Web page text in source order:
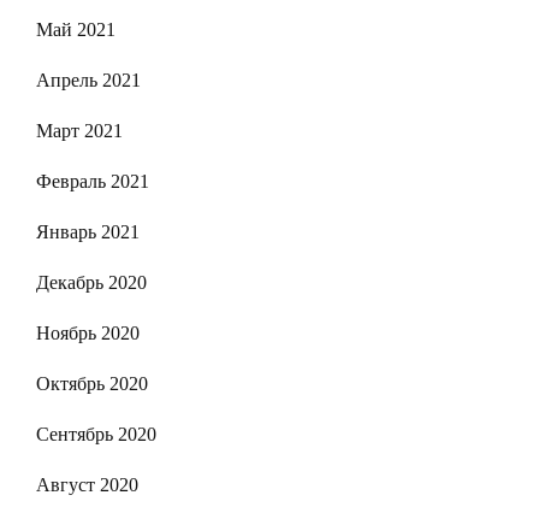
Май 2021
Апрель 2021
Март 2021
Февраль 2021
Январь 2021
Декабрь 2020
Ноябрь 2020
Октябрь 2020
Сентябрь 2020
Август 2020